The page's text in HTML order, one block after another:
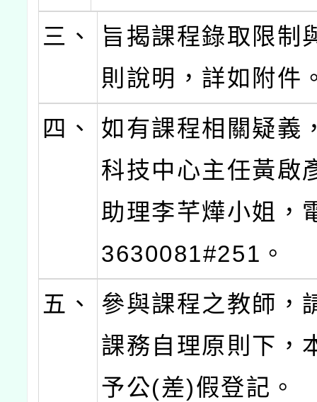
三、
旨揭課程錄取限制
則說明，詳如附件
四、
如有課程相關疑義
科技中心主任黃啟
助理李芊燁小姐，
3630081#251。
五、
參與課程之教師，
課務自理原則下，
予公(差)假登記。